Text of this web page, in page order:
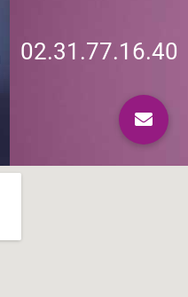
02.31.77.16.40